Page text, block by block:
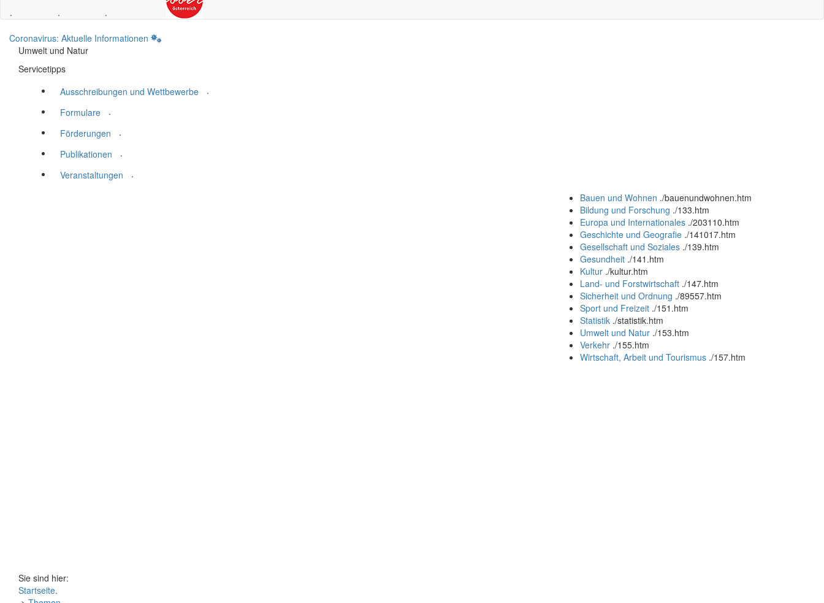
.
.
.
Coronavirus: Aktuelle Informationen
Umwelt und Natur
Servicetipps
Ausschreibungen und Wettbewerbe
.
Formulare
.
Förderungen
.
Publikationen
.
Veranstaltungen
.
Bauen und Wohnen ./bauenundwohnen.htm
Bildung und Forschung ./133.htm
Europa und Internationales ./203110.htm
Geschichte und Geografie ./141017.htm
Gesellschaft und Soziales ./139.htm
Gesundheit ./141.htm
Kultur ./kultur.htm
Land- und Forstwirtschaft ./147.htm
Sicherheit und Ordnung ./89557.htm
Sport und Freizeit ./151.htm
Statistik ./statistik.htm
Umwelt und Natur ./153.htm
Verkehr ./155.htm
Wirtschaft, Arbeit und Tourismus ./157.htm
Sie sind hier:
Startseite.